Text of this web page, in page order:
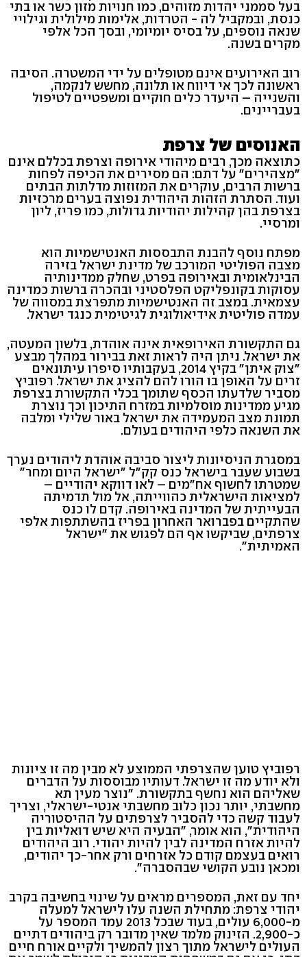
בעל סממני יהדות מזוהים, כמו חנויות מזון כשר או בתי
כנסת, ובמקביל לה - הטרדות, אלימות מילולית וגילויי
שנאה נוספים, על בסיס יומיומי, ובסך הכל אלפי
מקרים בשנה.
רוב האירועים אינם מטופלים על ידי המשטרה. הסיבה
ראשונה לכך אי דיווח או תלונה, מחשש לנקמה,
והשנייה – היעדר כלים חוקיים ומשפטיים לטיפול
בעבריינים.
האנוסים של צרפת
כתוצאה מכך, רבים מיהודי אירופה וצרפת בכללם אינם
"מצהירים" על דתם: הם מסירים את הכיפה לפחות
ברשות הרבים, עוקרים את המזוזות מדלתות הבתים
ועוד. הסתרת הזהות היהודית נפוצה בערים מרכזיות
בצרפת בהן קהילות יהודיות גדולות, כמו פריז, ליון
ומרסיי.
מפתח נוסף להבנת התבססות האנטישמיות הוא
מצבה הפוליטי המורכב של מדינת ישראל בזירה
הבינלאומית ובאירופה בפרט, שחלק ממדינותיה
עסוקות בקונפליקט הפלסטיני ובהכרה ברשות כמדינה
עצמאית. במצב זה האנטישמיות מתפרצת במסווה של
עמדה פוליטית אידיאולוגית לגיטימית כנגד ישראל.
גם התקשורת האירופאית אינה אוהדת, בלשון המעטה,
את ישראל. ניתן היה לראות זאת בבירור במהלך מבצע
"צוק איתן" בקיץ 2014, בעקבותיו סיפרו עיתונאים
זרים על האופן בו הורו להם להציג את ישראל. רפוביץ
מסביר שלדעתו הכסף שתומך בכלי התקשורת בצרפת
מגיע ממדינות מוסלמיות במזרח התיכון וכך נוצרת
תמונת מצב המעמידה את ישראל באור שלילי ומלבה
את השנאה כלפי היהודים בעולם.
במסגרת הניסיונות ליצור סביבה אוהדת ליהודים נערך
בשבוע שעבר בישראל כנס קק"ל "ישראל היום ומחר"
שמטרתו לחשוף אח"מים – לאו דווקא יהודיים –
למציאות הישראלית כהווייתה, אל מול תדמיתה
הבעייתית של המדינה באירופה. קדם לו כנס
שהתקיים בפברואר האחרון בפריז בהשתתפות אלפי
צרפתים, שביקשו אף הם לפגוש את "ישראל
האמיתית".
רפוביץ טוען שהצרפתי הממוצע לא מבין מה זו ציונות
ולא יודע מה זו ישראל. דעותיו מבוססות על הדברים
שאליהם הוא נחשף בתקשורת. "נוצר מעין תא
מחשבתי, יותר נכון כלוב מחשבתי אנטי-ישראלי, וצריך
לעבוד קשה כדי להסביר לצרפתים על ההיסטוריה
היהודית", הוא אומר, "הבעיה היא שיש דואליות בין
להיות אזרח המדינה לבין להיות יהודי. רוב היהודים
רואים בעצמם קודם כל אזרחים ורק אחר-כך יהודים,
ומכאן נובע הקושי שבהסברה".
יחד עם זאת, המספרים מראים על שינוי בחשיבה בקרב
יהודי צרפת: מתחילת השנה עלו לישראל למעלה
מ-6,000 עולים, בעוד שבכל 2013 עמד המספר על
כ-2,900. הזינוק מלמד שאין מדובר רק ביהודים דתיים
העולים לישראל מתוך רצון להמשיך ולקיים אורח חיים